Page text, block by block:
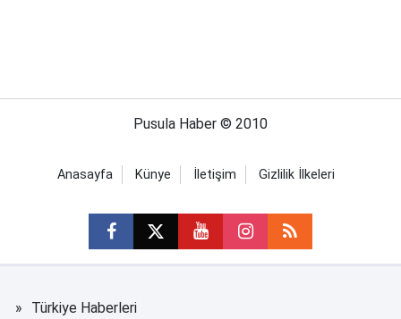
Pusula Haber © 2010
Anasayfa Künye İletişim Gizlilik İlkeleri
Türkiye Haberleri